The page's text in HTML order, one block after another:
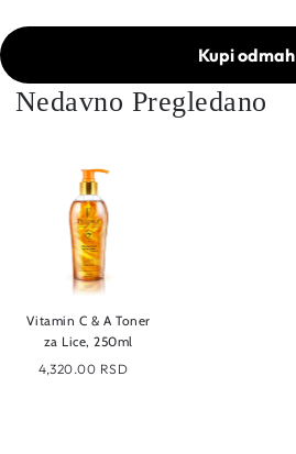
Kupi odmah
Nedavno Pregledano
Vitamin C & A Toner
za Lice, 250ml
4,320.00 RSD